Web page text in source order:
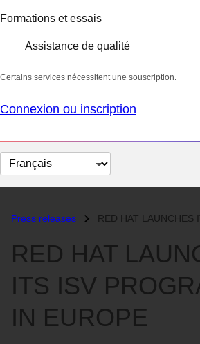
Formations et essais
Assistance de qualité
Certains services nécessitent une souscription.
Connexion ou inscription
Changer
la
Press releases RED HAT LAUNCHES ITS ISV
RED HAT
ITS ISV
IN EUROPE